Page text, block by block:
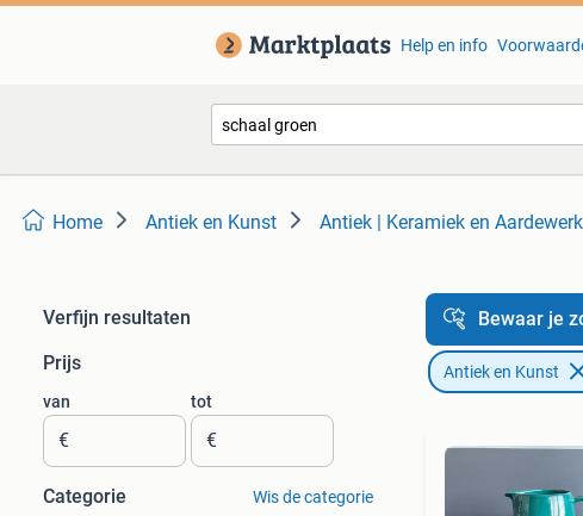
Help en info
Home Antiek en Kunst Antiek | Keramiek en Aardewerk
Verfijn resultaten
Prijs
van
€
tot
€
Categorie Wis de categorie
Bewaar je
Antiek en Kunst